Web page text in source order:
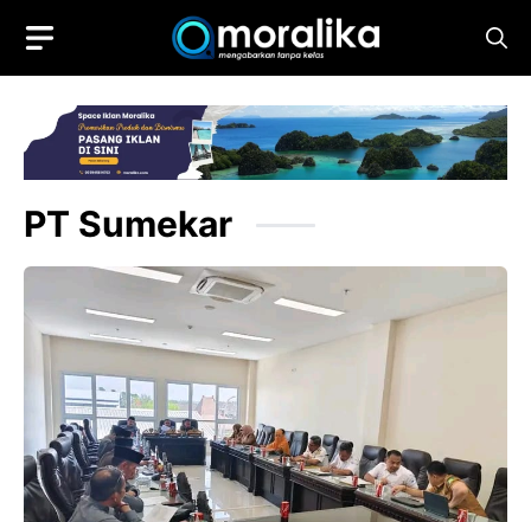
content
PT Sumekar